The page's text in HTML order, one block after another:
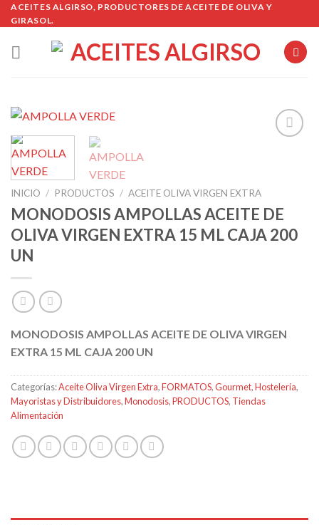
Skip
to
content
ACEITES ALGIRSO, PRODUCTORES DE ACEITE DE OLIVA Y
GIRASOL.
deseos
INICIO / PRODUCTOS / ACEITE OLIVA VIRGEN EXTRA
MONODOSIS AMPOLLAS ACEITE DE
OLIVA VIRGEN EXTRA 15 ML CAJA 200
UN
MONODOSIS AMPOLLAS ACEITE DE OLIVA VIRGEN
EXTRA 15 ML CAJA 200 UN
Categorías:Aceite Oliva Virgen Extra,FORMATOS,Gourmet,Hostelería,
Mayoristas y Distribuidores,Monodosis,PRODUCTOS, Tiendas
Alimentación